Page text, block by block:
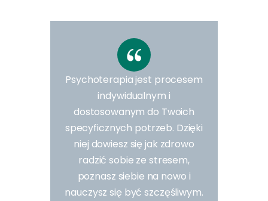
Psychoterapia jest procesem
indywidualnym i
dostosowanym do Twoich
specyficznych potrzeb. Dzięki
niej dowiesz się jak zdrowo
radzić sobie ze stresem,
poznasz siebie na nowo i
nauczysz się być szczęśliwym.